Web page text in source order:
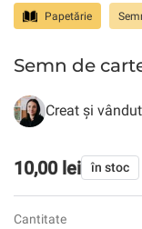
Papetărie
Semn de
Creat și
10,00 lei în stoc
Cantitate